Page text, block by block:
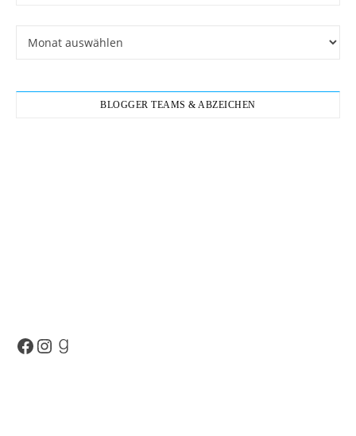
BLOGGER TEAMS & ABZEICHEN
Facebook
Instagram
Goodreads